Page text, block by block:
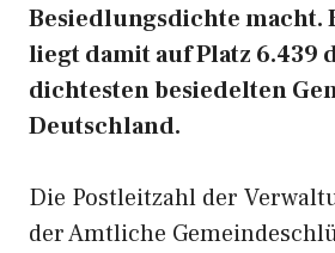
Besiedlungsdichte macht.
liegt damit auf Platz 6.439
dichtesten besiedelten
Deutschland.
Die Postleitzahl der
der Amtliche